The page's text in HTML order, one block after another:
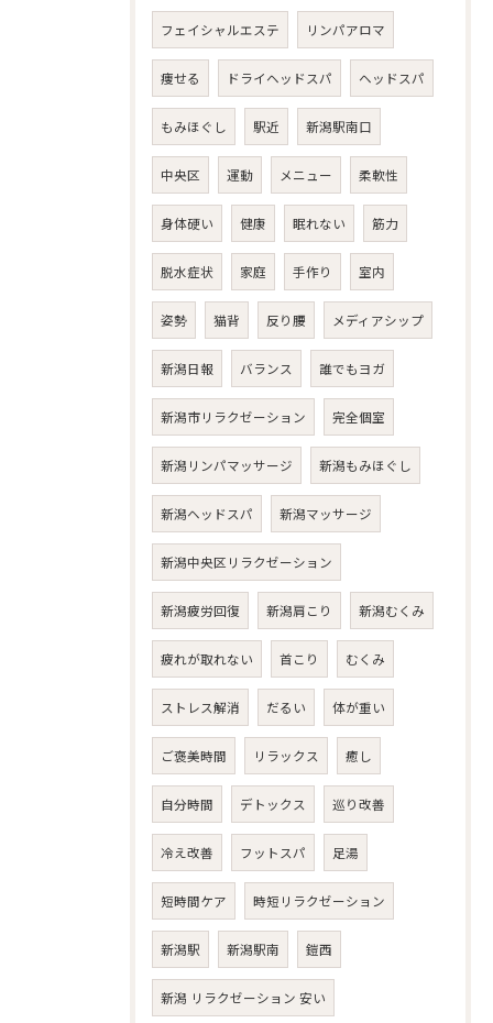
フェイシャルエステ リンパアロマ
痩せる ドライヘッドスパ ヘッドスパ
もみほぐし 駅近 新潟駅南口
中央区 運動 メニュー 柔軟性
身体硬い 健康 眠れない 筋力
脱水症状 家庭 手作り 室内
姿勢 猫背 反り腰 メディアシップ
新潟日報 バランス 誰でもヨガ
新潟市リラクゼーション 完全個室
新潟リンパマッサージ 新潟もみほぐし
新潟ヘッドスパ 新潟マッサージ
新潟中央区リラクゼーション
新潟疲労回復 新潟肩こり 新潟むくみ
疲れが取れない 首こり むくみ
ストレス解消 だるい 体が重い
ご褒美時間 リラックス 癒し
自分時間 デトックス 巡り改善
冷え改善 フットスパ 足湯
短時間ケア 時短リラクゼーション
新潟駅 新潟駅南 鎧西
新潟 リラクゼーション 安い